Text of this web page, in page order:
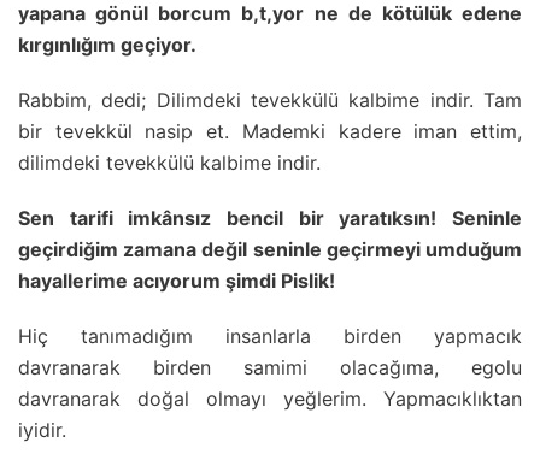
yapana gönül borcum b,t,yor ne de kötülük edene
kırgınlığım geçiyor.
Rabbim, dedi; Dilimdeki tevekkülü kalbime indir. Tam
bir tevekkül nasip et. Mademki kadere iman ettim,
dilimdeki tevekkülü kalbime indir.
Sen tarifi imkânsız bencil bir yaratıksın! Seninle
geçirdiğim zamana değil seninle geçirmeyi umduğum
hayallerime acıyorum şimdi Pislik!
Hiç tanımadığım insanlarla birden yapmacık
davranarak birden samimi olacağıma, egolu
davranarak doğal olmayı yeğlerim. Yapmacıklıktan
iyidir.